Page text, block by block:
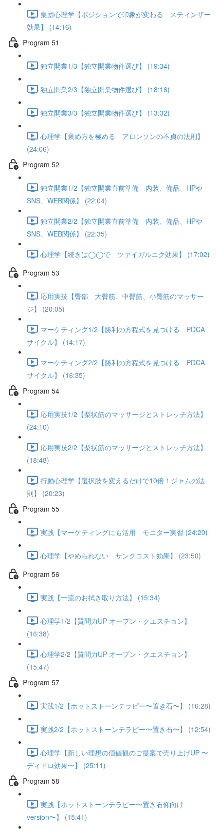
集団心理学【ポジションで印象が変わる スティンザー
効果】 (14:16)
Program 51
独立開業1/3【独立開業物件選び】 (19:34)
独立開業2/3【独立開業物件選び】 (18:16)
独立開業3/3【独立開業物件選び】 (13:32)
心理学【褒め方を極める アロンソンの不貞の法則】
(24:06)
Program 52
独立開業1/2【独立開業直前準備 内装、備品、HPや
SNS、WEB関係】 (22:04)
独立開業2/2【独立開業直前準備 内装、備品、HPや
SNS、WEB関係】 (22:35)
心理学【続きは◯◯で ツァイガルニク効果】 (17:02)
Program 53
応用実技【臀部 大臀筋、中臀筋、小臀筋のマッサー
ジ】 (20:05)
マーケティング1/2【勝利の方程式を見つける PDCA
サイクル】 (14:17)
マーケティング2/2【勝利の方程式を見つける PDCA
サイクル】 (16:35)
Program 54
応用実技1/2【梨状筋のマッサージとストレッチ方法】
(24:10)
応用実技2/2【梨状筋のマッサージとストレッチ方法】
(18:48)
行動心理学【選択肢を変えるだけで10倍！ジャムの法
則】 (20:23)
Program 55
実践【マーケティングにも活用 モニター実習 (24:20)
心理学【やめられない サンクコスト効果】 (23:50)
Program 56
実践【一流のお拭き取り方法】 (15:34)
心理学1/2【質問力UP オープン・クエスチョン】
(16:38)
心理学2/2【質問力UP オープン・クエスチョン】
(15:47)
Program 57
実践1/2【ホットストーンテラピー〜置き石〜】 (16:28)
実践2/2【ホットストーンテラピー〜置き石〜】 (12:54)
心理学【新しい理想の価値観のご提案で売り上げUP 〜
ディドロ効果〜】 (25:11)
Program 58
実践【ホットストーンテラピー〜置き石仰向け
version〜】 (15:41)